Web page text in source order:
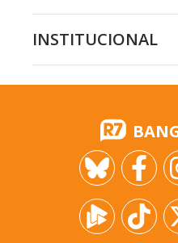
INSTITUCIONAL